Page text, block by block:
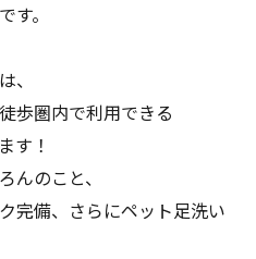
す。
、
歩圏内で利用できる
す！
んのこと、
完備、さらにペット足洗い